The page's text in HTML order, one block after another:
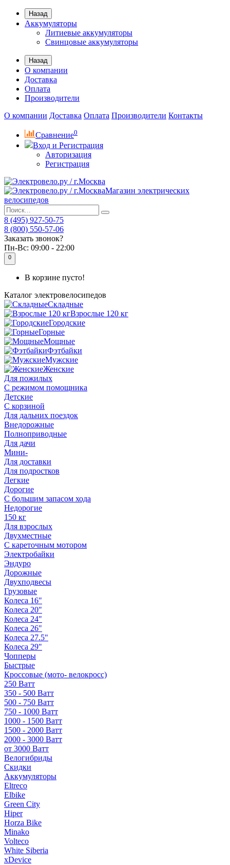
Назад
Аккумуляторы
Литиевые аккумуляторы
Свинцовые аккумуляторы
Назад
О компании
Доставка
Оплата
Производители
О компании Доставка Оплата Производители Контакты
Сравнение0
Вход и Регистрация
Авторизация
Регистрация
Магазин электрических
велосипедов
8 (495) 927-50-75
8 (800) 550-57-06
Заказать звонок?
Пн-Вс: 09:00 - 22:00
0
В корзине пусто!
Каталог электровелосипедов
Складные
Взрослые 120 кг
Городские
Горные
Мощные
Фэтбайки
Мужские
Женские
Для пожилых
С режимом помощника
Детские
С корзиной
Для дальних поездок
Внедорожные
Полноприводные
Для дачи
Мини-
Для доставки
Для подростков
Легкие
Дорогие
С большим запасом хода
Недорогие
150 кг
Для взрослых
Двухместные
С кареточным мотором
Электробайки
Эндуро
Дорожные
Двухподвесы
Грузовые
Колеса 16"
Колеса 20"
Колеса 24"
Колеса 26"
Колеса 27.5"
Колеса 29"
Чопперы
Быстрые
Кроссовые (мото- велокросс)
250 Ватт
350 - 500 Ватт
500 - 750 Ватт
750 - 1000 Ватт
1000 - 1500 Ватт
1500 - 2000 Ватт
2000 - 3000 Ватт
от 3000 Ватт
Велогибриды
Скидки
Аккумуляторы
Eltreco
Elbike
Green City
Hiper
Horza Bike
Minako
Volteco
White Siberia
xDevice